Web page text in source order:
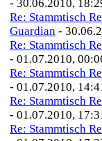
- 30.06.2010,
Re: Stammtisch
Guardian -
Re: Stammtisch
- 01.07.2010,
Re: Stammtisch
- 01.07.2010,
Re: Stammtisch
- 01.07.2010,
Re: Stammtisch